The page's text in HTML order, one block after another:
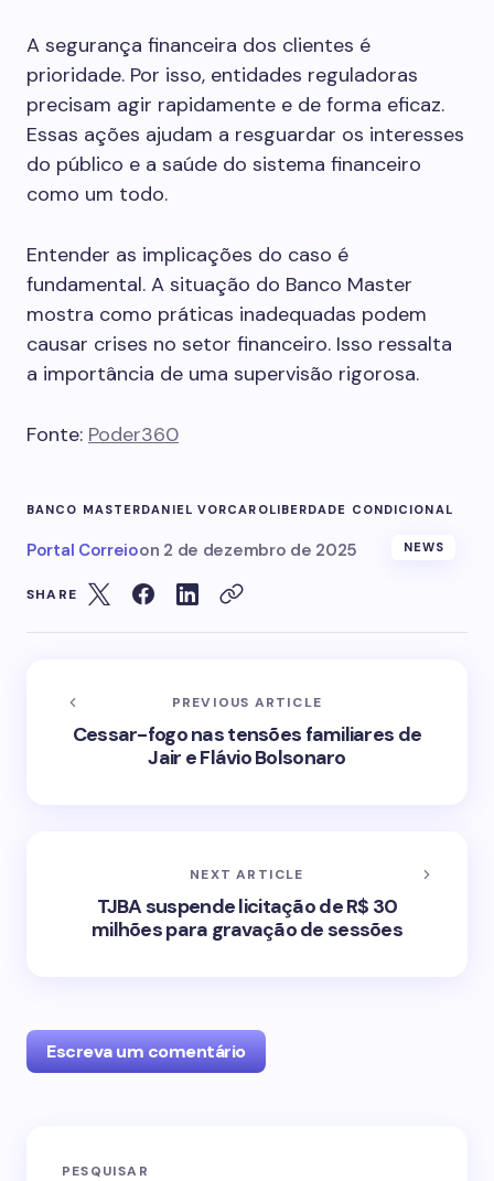
A segurança financeira dos clientes é
prioridade. Por isso, entidades reguladoras
precisam agir rapidamente e de forma eficaz.
Essas ações ajudam a resguardar os interesses
do público e a saúde do sistema financeiro
como um todo.
Entender as implicações do caso é
fundamental. A situação do Banco Master
mostra como práticas inadequadas podem
causar crises no setor financeiro. Isso ressalta
a importância de uma supervisão rigorosa.
Fonte: Poder360
BANCO MASTERDANIEL VORCAROLIBERDADE CONDICIONAL
Portal Correioon 2 de dezembro de 2025 NEWS
SHARE
PREVIOUS ARTICLE
Cessar-fogo nas tensões familiares de
Jair e Flávio Bolsonaro
NEXT ARTICLE
TJBA suspende licitação de R$ 30
milhões para gravação de sessões
Escreva um comentário
O seu endereço de e-mail não será publicado.
PESQUISAR